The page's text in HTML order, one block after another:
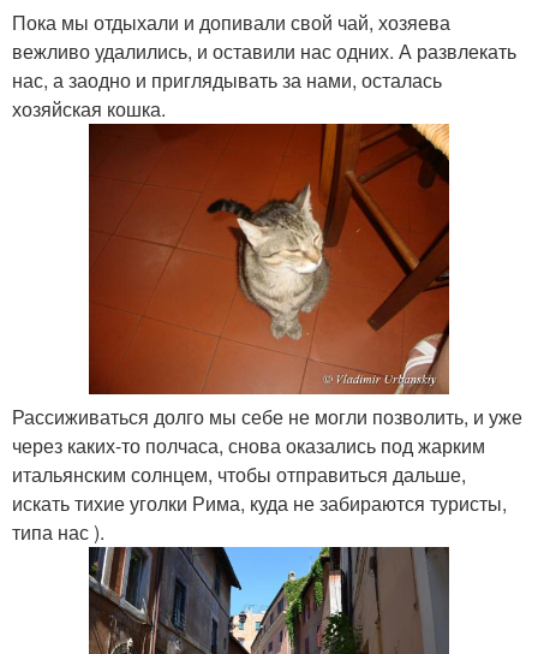
Пока мы отдыхали и допивали свой чай, хозяева
вежливо удалились, и оставили нас одних. А развлекать
нас, а заодно и приглядывать за нами, осталась
хозяйская кошка.
Рассиживаться долго мы себе не могли позволить, и уже
через каких-то полчаса, снова оказались под жарким
итальянским солнцем, чтобы отправиться дальше,
искать тихие уголки Рима, куда не забираются туристы,
типа нас ).